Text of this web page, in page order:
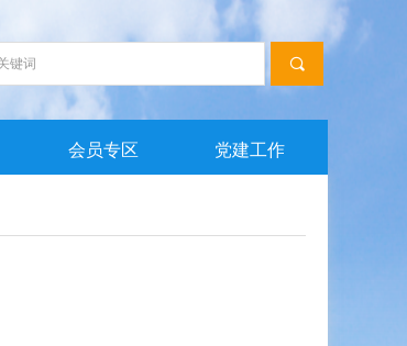
会员专区 党建工作
끠